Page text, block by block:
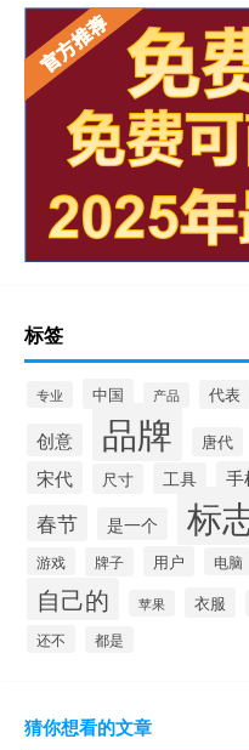
标签
专业 中国 产品 代表
创意 品牌 唐代
宋代 尺寸 工具 手
春节 是一个 标
游戏 牌子 用户 电脑
自己的 苹果 衣服
还不 都是
猜你想看的文章